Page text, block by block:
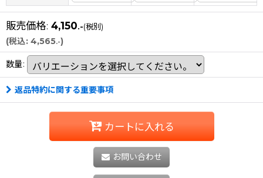
販売価格: 4,150.-(税別)
(税込: 4,565.-)
数量:
返品特約に関する重要事項
カートに入れる
お問い合わせ